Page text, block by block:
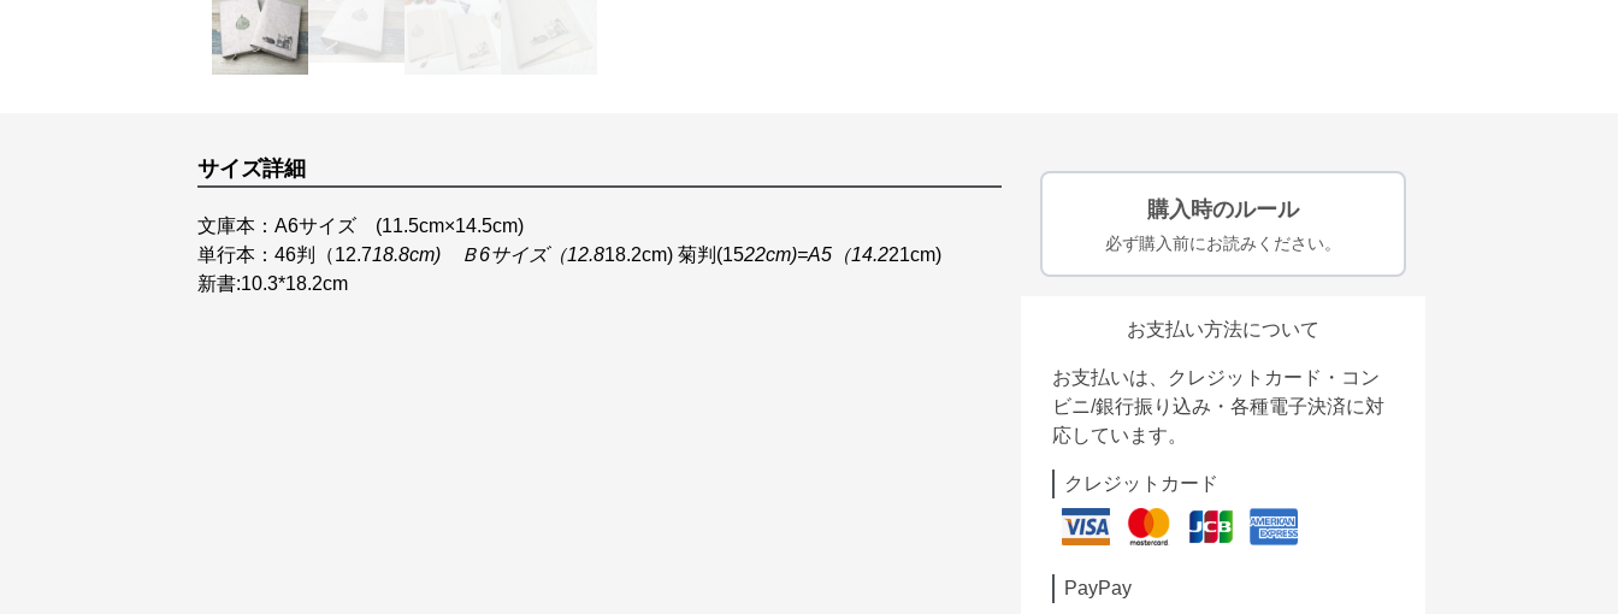
サイズ詳細
文庫本：A6サイズ (11.5cm×14.5cm)
単行本：46判（12.718.8cm) Ｂ6サイズ（12.818.2cm) 菊判(1522cm)=A5（14.221cm)
新書:10.3*18.2cm
購入時のルール
必ず購入前にお読みください。
お支払い方法について
お支払いは、クレジットカード・コン
ビニ/銀行振り込み・各種電子決済に対
応しています。
クレジットカード
PayPay